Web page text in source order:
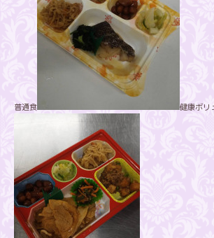
普通食 健康ボリ